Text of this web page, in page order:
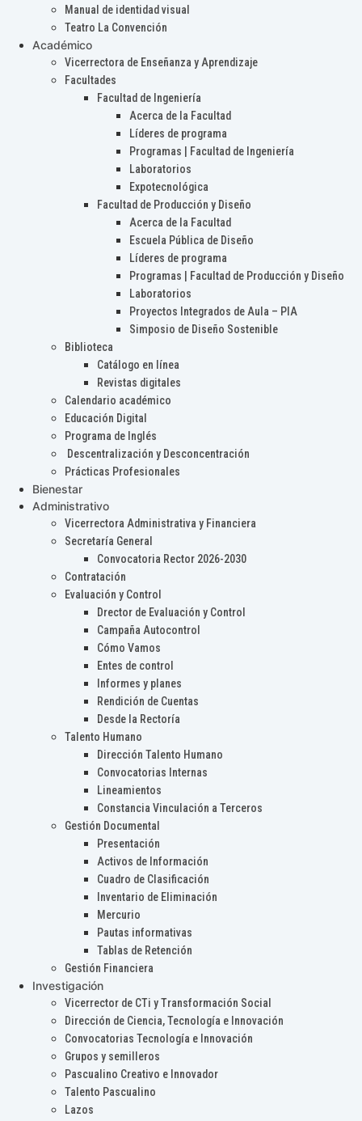
Manual de identidad visual
Teatro La Convención
Académico
Vicerrectora de Enseñanza y Aprendizaje
Facultades
Facultad de Ingeniería
Acerca de la Facultad
Líderes de programa
Programas | Facultad de Ingeniería
Laboratorios
Expotecnológica
Facultad de Producción y Diseño
Acerca de la Facultad
Escuela Pública de Diseño
Líderes de programa
Programas | Facultad de Producción y Diseño
Laboratorios
Proyectos Integrados de Aula – PIA
Simposio de Diseño Sostenible
Biblioteca
Catálogo en línea
Revistas digitales
Calendario académico
Educación Digital
Programa de Inglés
Descentralización y Desconcentración
Prácticas Profesionales
Bienestar
Administrativo
Vicerrectora Administrativa y Financiera
Secretaría General
Convocatoria Rector 2026-2030
Contratación
Evaluación y Control
Drector de Evaluación y Control
Campaña Autocontrol
Cómo Vamos
Entes de control
Informes y planes
Rendición de Cuentas
Desde la Rectoría
Talento Humano
Dirección Talento Humano
Convocatorias Internas
Lineamientos
Constancia Vinculación a Terceros
Gestión Documental
Presentación
Activos de Información
Cuadro de Clasificación
Inventario de Eliminación
Mercurio
Pautas informativas
Tablas de Retención
Gestión Financiera
Investigación
Vicerrector de CTi y Transformación Social
Dirección de Ciencia, Tecnología e Innovación
Convocatorias Tecnología e Innovación
Grupos y semilleros
Pascualino Creativo e Innovador
Talento Pascualino
Lazos